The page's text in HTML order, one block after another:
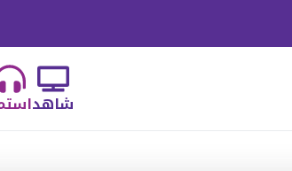
شاهد